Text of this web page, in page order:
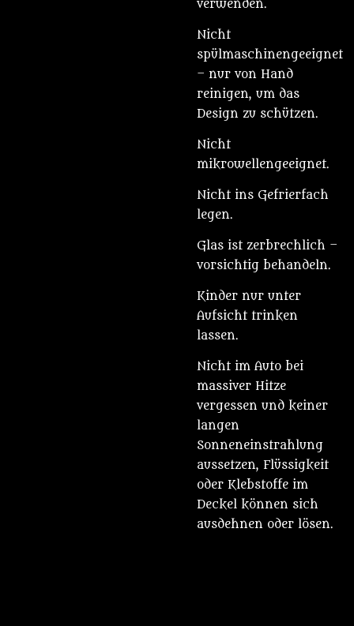
verwenden.
Nicht
spülmaschinengeeignet
– nur von Hand
reinigen, um das
Design zu schützen.
Nicht
mikrowellengeeignet.
Nicht ins Gefrierfach
legen.
Glas ist zerbrechlich –
vorsichtig behandeln.
Kinder nur unter
Aufsicht trinken
lassen.
Nicht im Auto bei
massiver Hitze
vergessen und keiner
langen
Sonneneinstrahlung
aussetzen, Flüssigkeit
oder Klebstoffe im
Deckel können sich
ausdehnen oder lösen.